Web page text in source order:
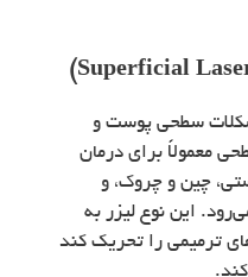
سطحی پوست و
معمولاً برای درمان
چین و چروک، و
این نوع لیزر به
ترمیمی را تحریک کند